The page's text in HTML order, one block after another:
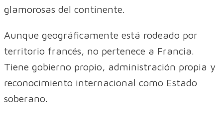
glamorosas del continente.
Aunque geográficamente está rodeado por
territorio francés, no pertenece a Francia.
Tiene gobierno propio, administración propia y
reconocimiento internacional como Estado
soberano.